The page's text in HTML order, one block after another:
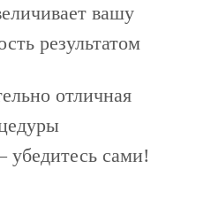
вашу
результатом
отличная
убедитесь сами!